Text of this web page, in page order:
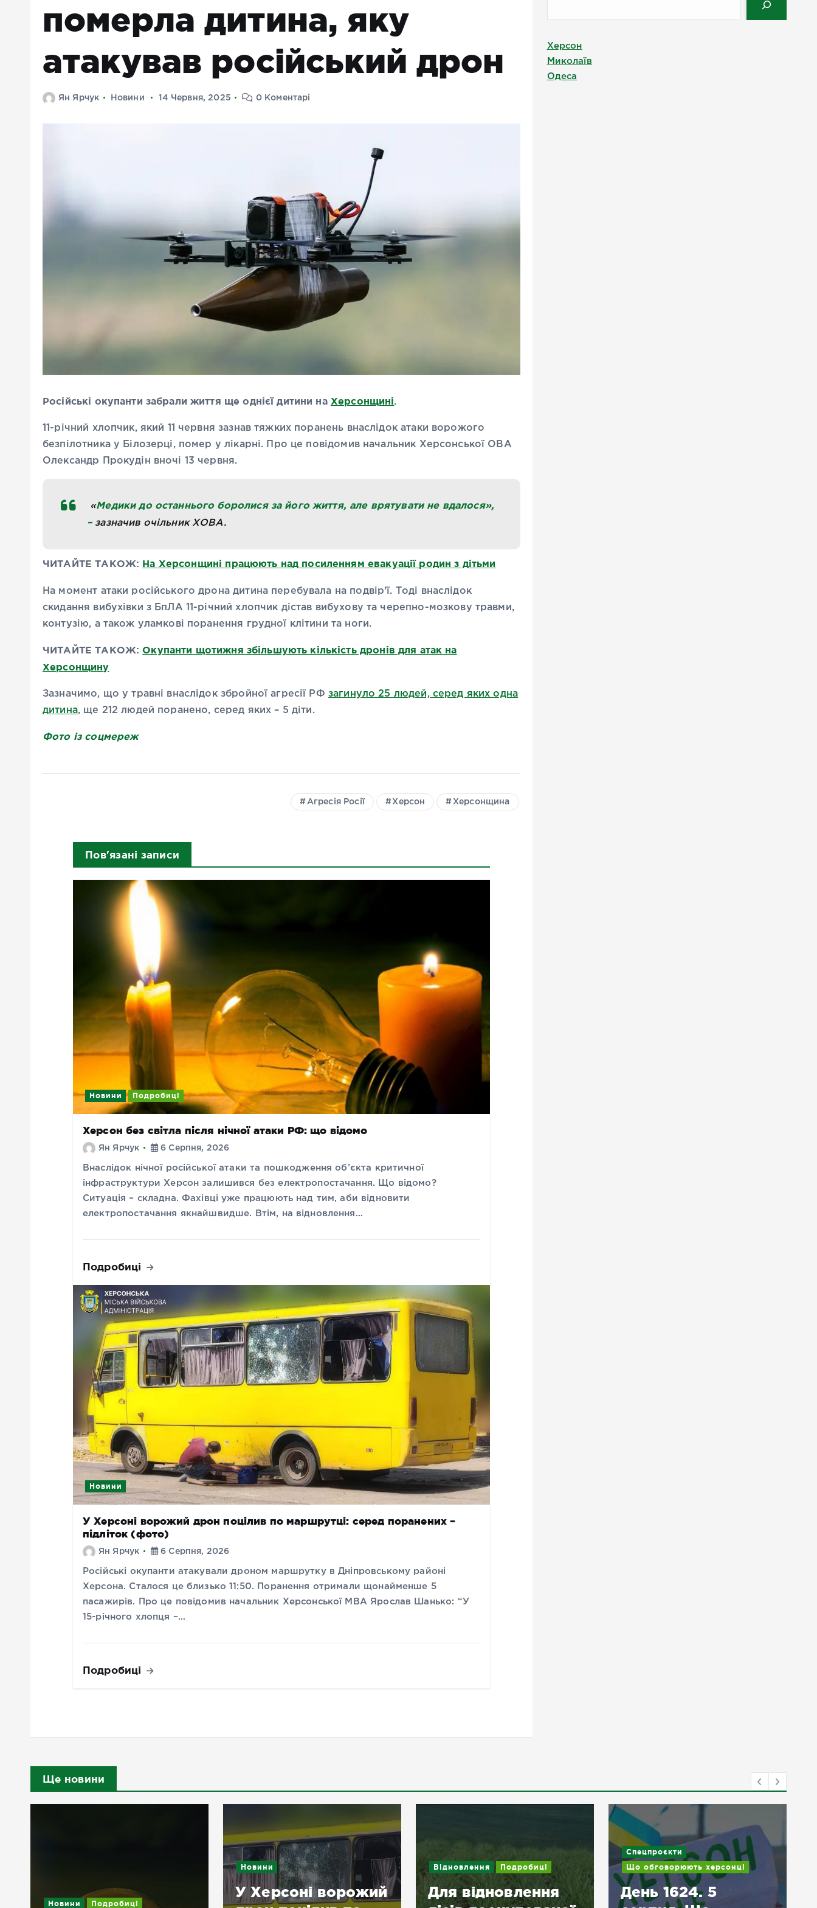
померла дитина, яку
атакував російський дрон
Ян Ярчук Новини 14 Червня, 2025 0 Коментарі
Російські окупанти забрали життя ще однієї дитини на Херсонщині
11-річний хлопчик, який 11 червня зазнав тяжких поранень внаслідок атаки ворожого
безпілотника у Білозерці, помер у лікарні. Про це повідомив начальник Херсонської ОВА
Олександр Прокудін вночі 13 червня.
«Медики до останнього боролися за його життя, але врятувати не вдалося»,
– зазначив очільник ХОВА.
ЧИТАЙТЕ ТАКОЖ: На Херсонщині працюють над посиленням евакуації родин з дітьми
На момент атаки російського дрона дитина перебувала на подвір’ї. Тоді внаслідок
скидання вибухівки з БпЛА 11-річний хлопчик дістав вибухову та черепно-мозкову травми,
контузію, а також уламкові поранення грудної клітини та ноги.
ЧИТАЙТЕ ТАКОЖ:Окупанти щотижня збільшують кількість дронів для атак на
Херсонщину
Зазначимо, що у травні внаслідок збройної агресії РФ загинуло 25 людей, серед яких одна
дитина, ще 212 людей поранено, серед яких – 5 діти.
Фото із соцмереж
Агресія Росії Херсон Херсонщина
Пов'язані записи
Новини Подробиці
Херсон без світла після нічної атаки РФ: що відомо
Ян Ярчук 6 Серпня, 2026
Внаслідок нічної російської атаки та пошкодження об’єкта критичної
інфраструктури Херсон залишився без електропостачання. Що відомо?
Ситуація – складна. Фахівці уже працюють над тим, аби відновити
електропостачання якнайшвидше. Втім, на відновлення…
Подробиці
Новини
У Херсоні ворожий дрон поцілив по маршрутці: серед поранених –
підліток (фото)
Ян Ярчук 6 Серпня, 2026
Російські окупанти атакували дроном маршрутку в Дніпровському районі
Херсона. Сталося це близько 11:50. Поранення отримали щонайменше 5
пасажирів. Про це повідомив начальник Херсонської МВА Ярослав Шанько: “У
15-річного хлопця –…
Подробиці
Херсон
Миколаїв
Одеса
Ще новини
Новини Подробиці
Новини
У Херсоні ворожий
Відновлення Подробиці
Для відновлення
Спецпроєкти
Що обговорюють херсонці
День 1624. 5